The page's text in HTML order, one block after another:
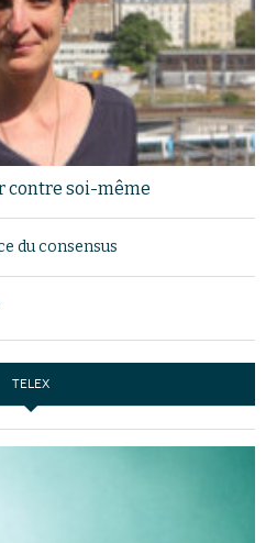
contre soi-même
du consensus
TELEX